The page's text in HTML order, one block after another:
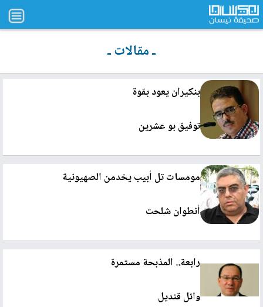
ـ مقالات ـ
بنكيران يعود بقوة
توفيق بو عشرين
مومسات تل أبيب يخدمن الصهيونية
أنطوان شلحت
رابعة.. المذبحة مستمرة
وائل قنديل